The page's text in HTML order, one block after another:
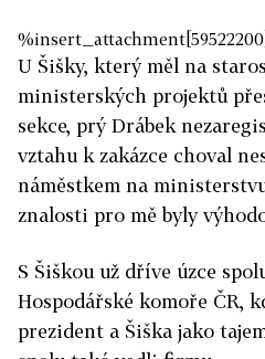
U Šišky, který měl na
ministerských projektů
sekce, prý Drábek
vztahu k zakázce choval
náměstkem na
znalosti pro mě byly
S Šiškou už dříve úzce
Hospodářské komoře ČR,
prezident a Šiška jako